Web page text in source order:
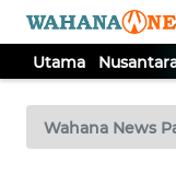
Utama
Wahana News
TV
Tutup